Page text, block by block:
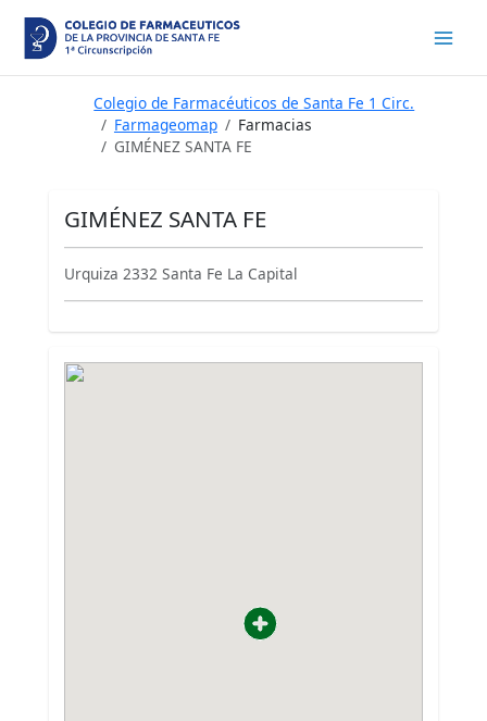
contenido
Colegio de Farmacéuticos de Santa Fe 1 Circ.
Farmageomap
Farmacias
GIMÉNEZ SANTA FE
GIMÉNEZ SANTA FE
Urquiza 2332 Santa Fe La Capital